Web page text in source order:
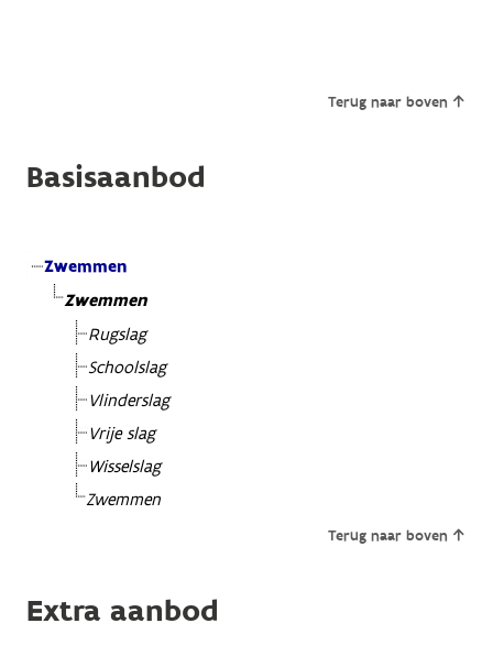
Terug naar boven
Basisaanbod
Zwemmen
Zwemmen
Rugslag
Schoolslag
Vlinderslag
Vrije slag
Wisselslag
Zwemmen
Terug naar boven
Extra aanbod